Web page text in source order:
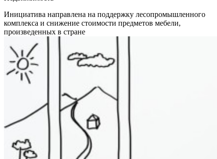
Инициатива направлена на поддержку лесопромышленного
комплекса и снижение стоимости предметов мебели,
произведенных в стране